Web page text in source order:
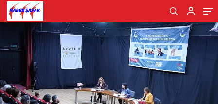
Kültür Günleri” 19-21 Nisan tarihlerinde
dördüncü kez Ayvalık'ta gerçekleştirildi-
Haber Şafak